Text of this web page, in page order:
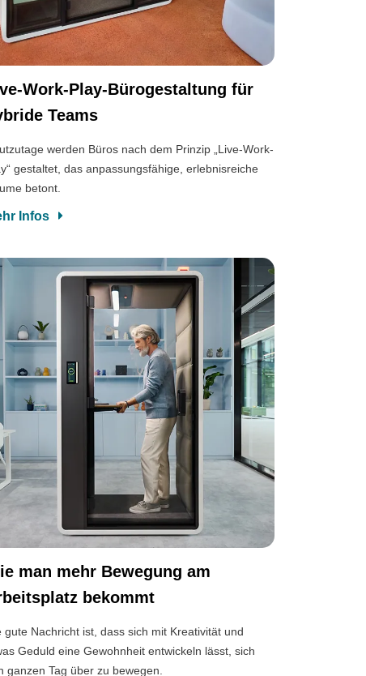
Work-Play-Bürogestaltung für
Teams
werden Büros nach dem Prinzip „Live-Work-
gestaltet, das anpassungsfähige, erlebnisreiche
betont.
Infos
man mehr Bewegung am
bekommt
gute Nachricht ist, dass sich mit Kreativität und
Geduld eine Gewohnheit entwickeln lässt, sich
ganzen Tag über zu bewegen.